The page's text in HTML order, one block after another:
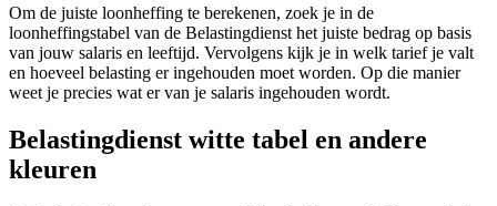
Om de juiste loonheffing te berekenen, zoek je in de
loonheffingstabel van de Belastingdienst het juiste bedrag op basis
van jouw salaris en leeftijd. Vervolgens kijk je in welk tarief je valt
en hoeveel belasting er ingehouden moet worden. Op die manier
weet je precies wat er van je salaris ingehouden wordt.
Belastingdienst witte tabel en andere
kleuren